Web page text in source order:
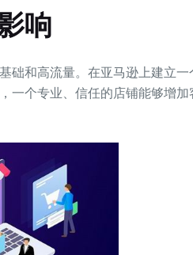
响
和高流量。在亚马逊上建立一
一个专业、信任的店铺能够增